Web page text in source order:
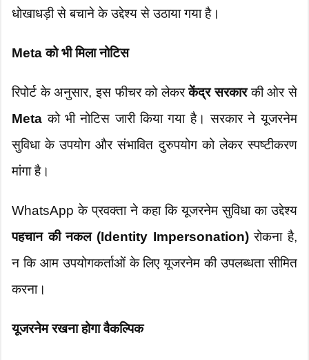
धोखाधड़ी से बचाने के उद्देश्य से उठाया गया है।
Meta को भी मिला नोटिस
रिपोर्ट के अनुसार, इस फीचर को लेकरकेंद्र सरकारकी ओर से
Meta को भी नोटिस जारी किया गया है। सरकार ने यूजरनेम
सुविधा के उपयोग और संभावित दुरुपयोग को लेकर स्पष्टीकरण
मांगा है।
WhatsApp के प्रवक्ता ने कहा कि यूजरनेम सुविधा का उद्देश्य
पहचान की नकल (Identity Impersonation)रोकना है,
न कि आम उपयोगकर्ताओं के लिए यूजरनेम की उपलब्धता सीमित
करना।
यूजरनेम रखना होगा वैकल्पिक